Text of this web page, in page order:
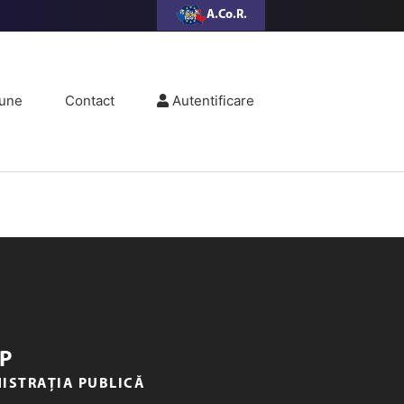
A.Co.R.
Contact Autentificare
PUBLICĂ